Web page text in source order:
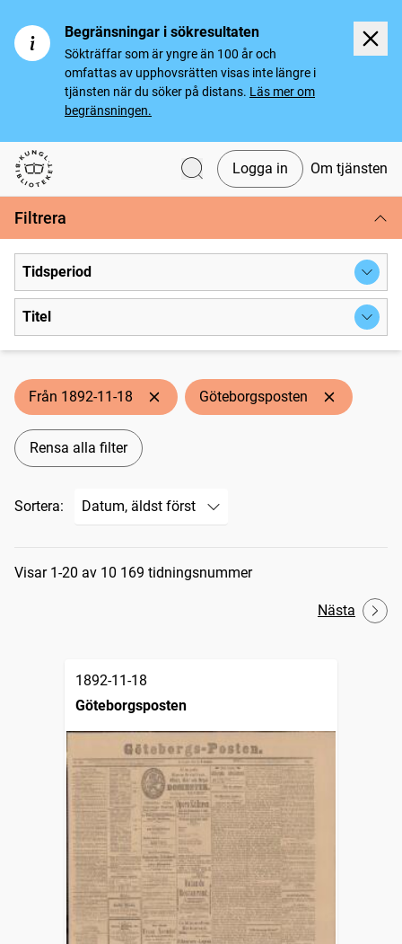
Begränsningar i sökresultaten
Sökträffar som är yngre än 100 år och
omfattas av upphovsrätten visas inte längre i
tjänsten när du söker på distans. Läs mer om
begränsningen.
Svenska tidningar
Logga in Om tjänsten
Filtrera
Tidsperiod
Titel
Från 1892-11-18 Göteborgsposten
Rensa alla filter
Sortera:
Sökresultat
Visar 1-20 av 10 169 tidningsnummer
Nästa
1892-11-18
Göteborgsposten